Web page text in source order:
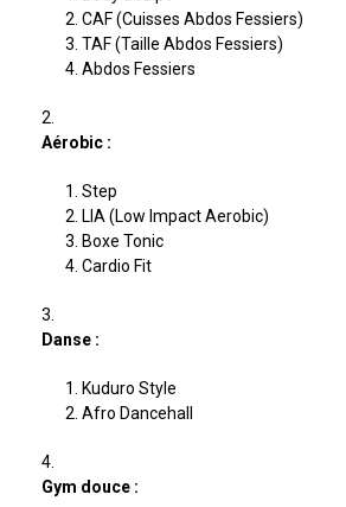
CAF (Cuisses Abdos Fessiers)
TAF (Taille Abdos Fessiers)
Abdos Fessiers
Aérobic :
Step
LIA (Low Impact Aerobic)
Boxe Tonic
Cardio Fit
Danse :
Kuduro Style
Afro Dancehall
Gym douce :